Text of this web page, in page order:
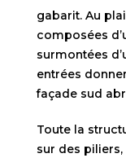
gabarit. Au
composées
surmontées
entrées
façade sud
Toute la
sur des